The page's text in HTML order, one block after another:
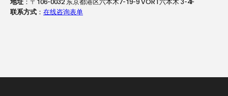
联系方式 ： 在线咨询表单